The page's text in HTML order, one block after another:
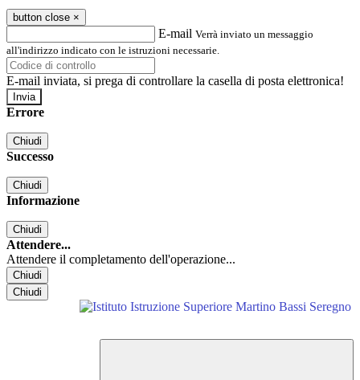
button close ×
E-mail Verrà inviato un messaggio
all'indirizzo indicato con le istruzioni necessarie.
E-mail inviata, si prega di controllare la casella di posta elettronica!
Errore
Chiudi
Successo
Chiudi
Informazione
Chiudi
Attendere...
Attendere il completamento dell'operazione...
Chiudi
Chiudi